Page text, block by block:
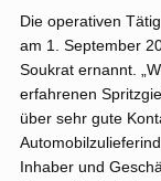
Die operativen
am 1. September
Soukrat ernannt.
erfahrenen
über sehr gute
Inhaber und